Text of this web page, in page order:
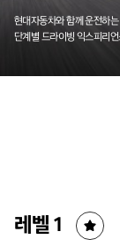
현대자동차와 함께 운전하
단계별 드라이빙 익스피리
레벨 1